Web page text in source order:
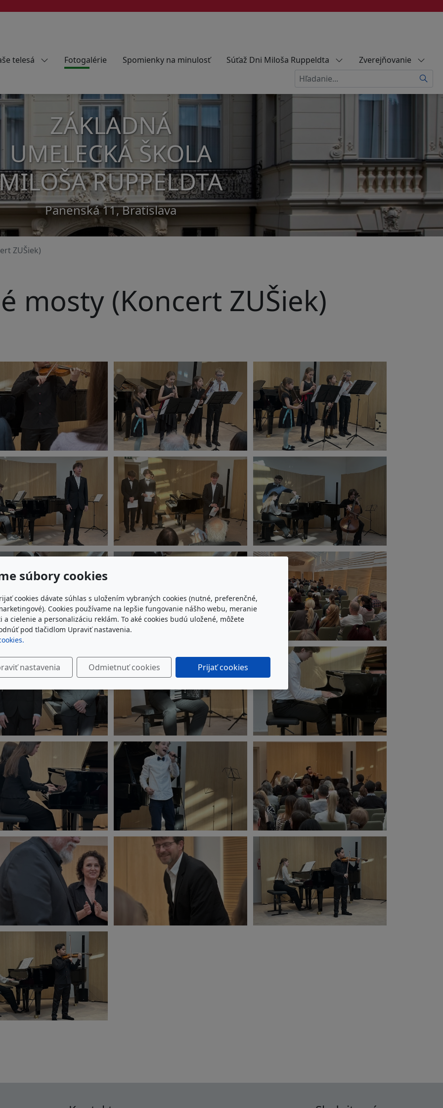
telesá Fotogalérie Spomienky na minulosť Súťaž Dni Miloša Ruppeldta
Zverejňovanie
Hľadať
ZÁKLADNÁ
UMELECKÁ ŠKOLA
RUPPELDTA
Panenská 11, Bratislava
ZUŠiek)
mosty (Koncert ZUŠiek)
súbory cookies
cookies dávate súhlas s uložením vybraných cookies (nutné, preferenčné,
Cookies používame na lepšie fungovanie nášho webu, meranie
a cielenie a personalizáciu reklám. To aké cookies budú uložené, môžete
pod tlačidlom Upraviť nastavenia.
nastavenia Odmietnuť cookies Prijať cookies